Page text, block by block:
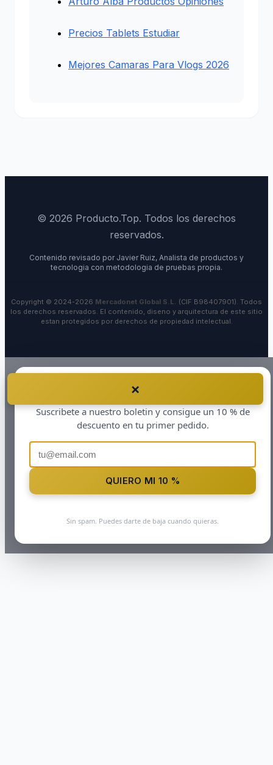
Precios Tablets Estudiar
Mejores Camaras Para Vlogs 2026
© 2026 Producto.Top. Todos los derechos
reservados.
Contenido revisado por Javier Ruiz, Analista de productos y
tecnologia con metodologia de pruebas propia.
Copyright © 2024-2026 Mercadonet Global S.L.
(CIF B98407901). Todos
los derechos reservados. El contenido, diseno y arquitectura de este sitio
estan protegidos por derechos de propiedad intelectual.
×
Antes de irte…
Suscribete a nuestro boletin y consigue un 10 % de
descuento en tu primer pedido.
QUIERO MI 10 %
Sin spam. Puedes darte de baja cuando quieras.